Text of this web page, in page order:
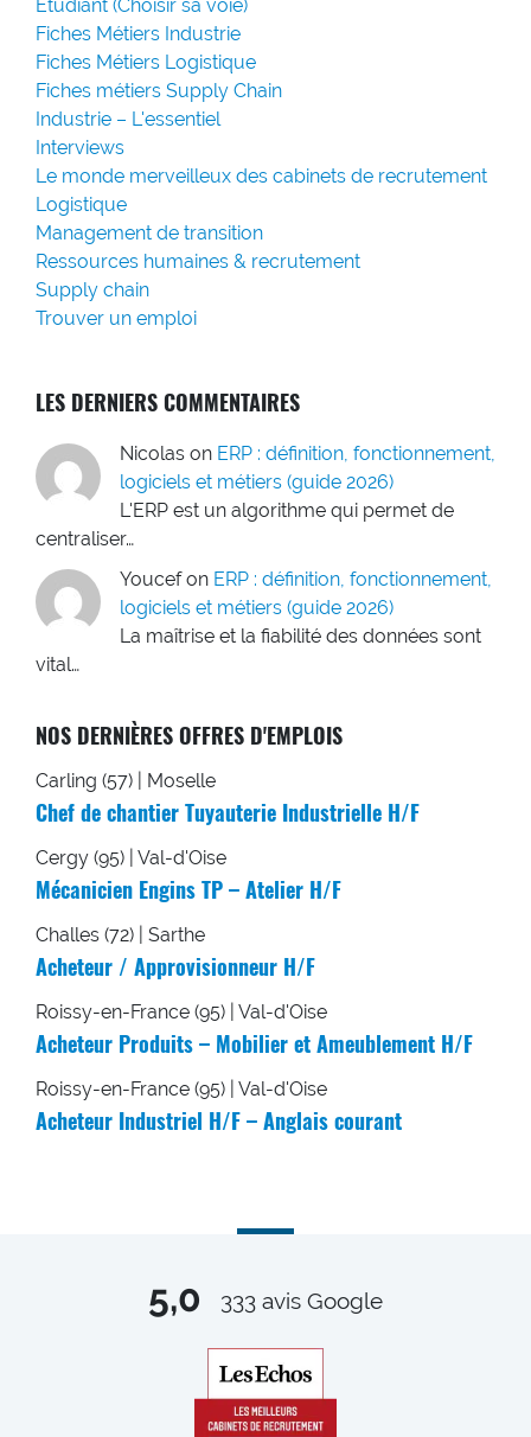
Etudiant (Choisir sa voie)
Fiches Métiers Industrie
Fiches Métiers Logistique
Fiches métiers Supply Chain
Industrie – L'essentiel
Interviews
Le monde merveilleux des cabinets de recrutement
Logistique
Management de transition
Ressources humaines & recrutement
Supply chain
Trouver un emploi
LES DERNIERS COMMENTAIRES
Nicolas on ERP : définition, fonctionnement,
logiciels et métiers (guide 2026)
L'ERP est un algorithme qui permet de
centraliser…
Youcef on ERP : définition, fonctionnement,
logiciels et métiers (guide 2026)
La maîtrise et la fiabilité des données sont
vital…
NOS DERNIÈRES OFFRES D'EMPLOIS
Carling (57) | Moselle
Chef de chantier Tuyauterie Industrielle H/F
Cergy (95) | Val-d'Oise
Mécanicien Engins TP – Atelier H/F
Challes (72) | Sarthe
Acheteur / Approvisionneur H/F
Roissy-en-France (95) | Val-d'Oise
Acheteur Produits – Mobilier et Ameublement H/F
Roissy-en-France (95) | Val-d'Oise
Acheteur Industriel H/F – Anglais courant
5,0 333 avis Google